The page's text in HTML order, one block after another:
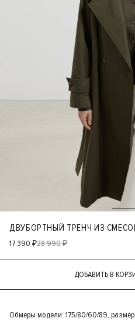
ДВУБОРТНЫЙ ТРЕНЧ ИЗ
17 390 ₽28 990 ₽
ДОБАВИТЬ В
Обмеры модели: 175/80/60/89, размер